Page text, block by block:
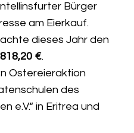
Bürger
am Eierkauf.
dieses Jahr den
€.
Ostereieraktion
des
e.V.“ in Eritrea und